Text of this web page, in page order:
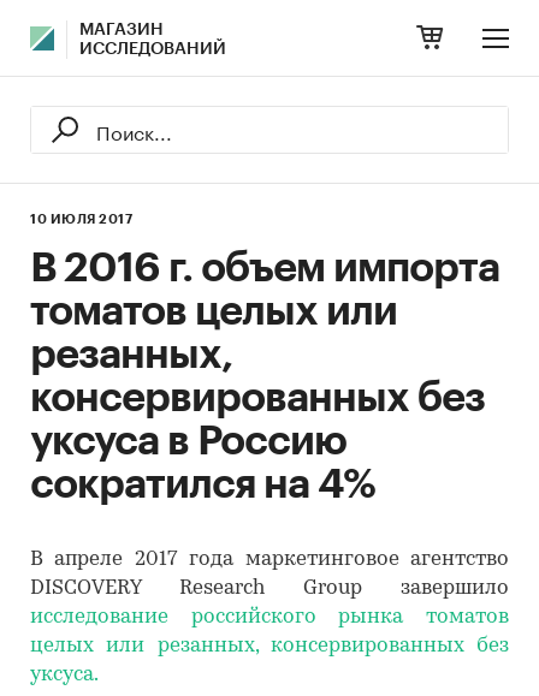
МАГАЗИН
ИССЛЕДОВАНИЙ
10 ИЮЛЯ 2017
В 2016 г. объем импорта
томатов целых или
резанных,
консервированных без
уксуса в Россию
сократился на 4%
В апреле 2017 года маркетинговое агентство
DISCOVERY Research Group завершило
исследование российского рынка томатов
целых или резанных, консервированных без
уксуса.